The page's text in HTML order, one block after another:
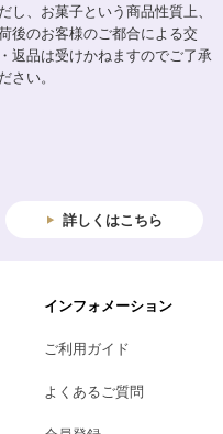
し、お菓子という商品性質上、
後のお客様のご都合による交
返品は受けかねますのでご了承
さい。
詳しくはこちら
インフォメーション
ご利用ガイド
よくあるご質問